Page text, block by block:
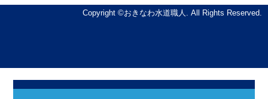
Copyright ©おきなわ水道職人. All Rights Reserved.